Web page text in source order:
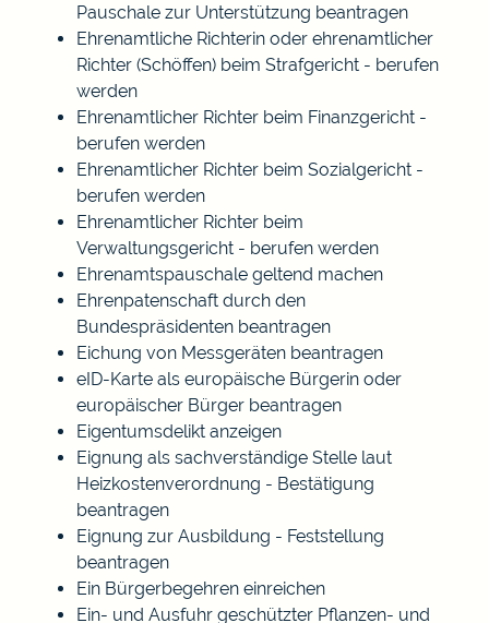
Pauschale zur Unterstützung beantragen
Ehrenamtliche Richterin oder ehrenamtlicher
Richter (Schöffen) beim Strafgericht - berufen
werden
Ehrenamtlicher Richter beim Finanzgericht -
berufen werden
Ehrenamtlicher Richter beim Sozialgericht -
berufen werden
Ehrenamtlicher Richter beim
Verwaltungsgericht - berufen werden
Ehrenamtspauschale geltend machen
Ehrenpatenschaft durch den
Bundespräsidenten beantragen
Eichung von Messgeräten beantragen
eID-Karte als europäische Bürgerin oder
europäischer Bürger beantragen
Eigentumsdelikt anzeigen
Eignung als sachverständige Stelle laut
Heizkostenverordnung - Bestätigung
beantragen
Eignung zur Ausbildung - Feststellung
beantragen
Ein Bürgerbegehren einreichen
Ein- und Ausfuhr geschützter Pflanzen- und